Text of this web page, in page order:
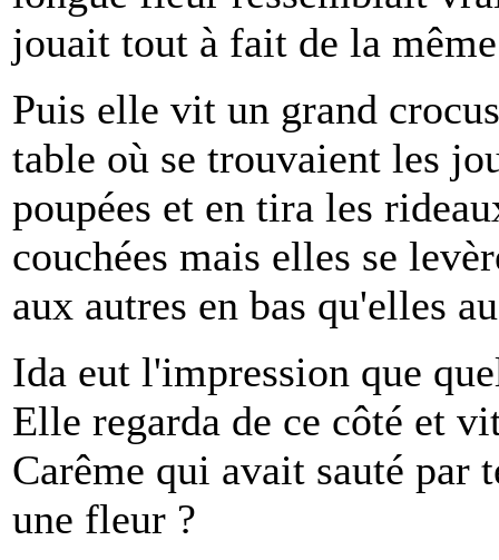
jouait tout à fait de la
Puis elle vit un grand
table où se trouvaient les
poupées et en tira les
couchées mais elles se
aux autres en bas qu'elles
Ida eut l'impression que
Elle regarda de ce côté et
Carême qui avait sauté par
une fleur ?